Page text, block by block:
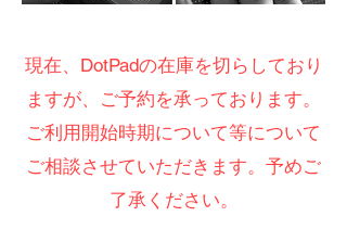
現在、DotPadの在庫を切らしており
ますが、ご予約を承っております。
​ご利用開始時期について等について
ご相談させていただきます。予めご
了承ください。